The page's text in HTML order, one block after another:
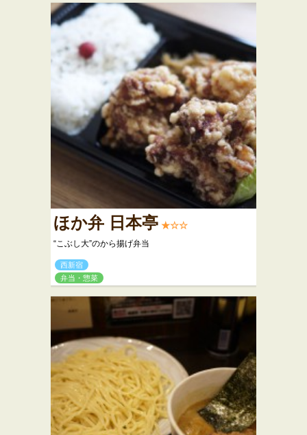
ほか弁 日本亭 ★☆☆
“こぶし大”のから揚げ弁当
西新宿
弁当・惣菜